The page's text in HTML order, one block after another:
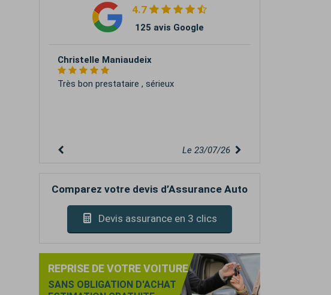
4.7
125 avis Google
Gaetan Stevenin
Très satisfait de mon expérience avec Auto
Le 14/06/26
Comparez votre devis d’Assurance Auto
Devis assurance en 3 clics
REPRISE DE VOTRE VOITURE
SANS OBLIGATION D'ACHAT